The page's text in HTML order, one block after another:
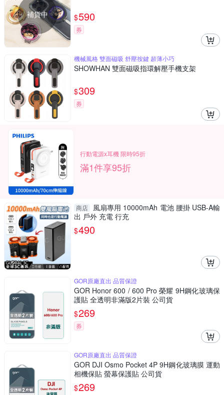
補貨中 $590
券
機械風格 雙面磁吸 舒壓按鍵 超薄小巧
SHOWHAN 雙面磁吸指環解壓手機支架
$309
券
行動電源x耳機 限時95折
滿1件享95折
商店
風扇專用 10000mAh 電池 腰掛 USB-A輸
出 戶外 充電 行充
$490
GOR原廠直出 品質保證
GOR Honor 600 / 600 Pro 榮耀 9H鋼化玻璃保
護貼 全透明非滿版2片裝 公司貨
$269
券
GOR原廠直出 品質保證
GOR DJI Osmo Pocket 4P 9H鋼化玻璃膜 運動
相機保貼 螢幕保護貼 公司貨
$269